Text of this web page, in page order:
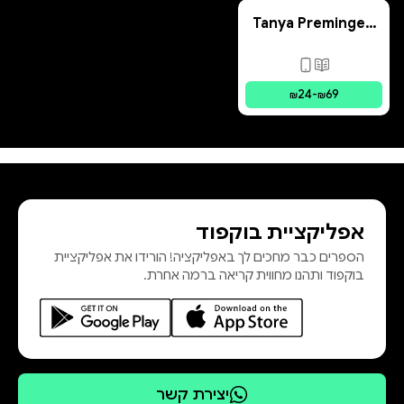
Professional artists, designers, and
illustrators seeking new inspirationTanya Preminger:
Magnificence
פורמטים זמינים
₪24-₪69
אפליקציית בוקפוד
הספרים כבר מחכים לך באפליקציה! הורידו את אפליקציית
בוקפוד ותהנו מחווית קריאה ברמה אחרת.
יצירת קשר